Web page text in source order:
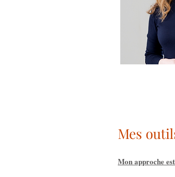
Mes
Mon approche